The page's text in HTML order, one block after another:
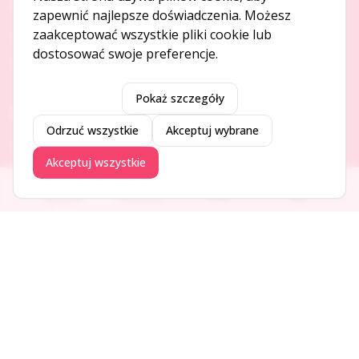
O NAS
O serwisie
Kontakt
DODAJ I PROMUJ
Dodaj ogłoszenie
Dodaj firmę
Promuj ogłoszenie
Ogłoszenia Aktualności Firmy Blog
zapewnić najlepsze doświadczenia. Możesz
zaakceptować wszystkie pliki cookie lub
dostosować swoje preferencje.
Pokaż szczegóły
Odrzuć wszystkie Akceptuj wybrane
Akceptuj wszystkie